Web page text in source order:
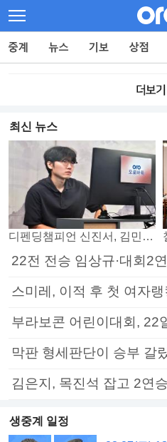
최신 뉴스
디펜딩챔피언 신진서, 김민석 꺾고 8강으로
스미레, 이적 후 첫 여자랭
부라보콘 어린이대회, 22
막판 형세판단이 승부 갈
김은지, 목진석 잡고 2연승
생중계 일정